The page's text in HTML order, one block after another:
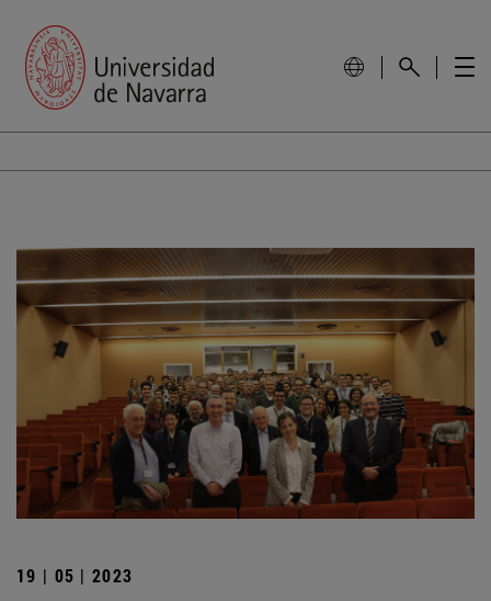
19 | 05 | 2023